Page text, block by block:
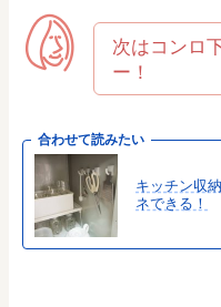
次はコンロ
ー！
合わせて読みたい
キッチン収
ネできる！